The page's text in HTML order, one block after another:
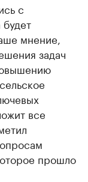
с
мнение,
задач
все
прошло